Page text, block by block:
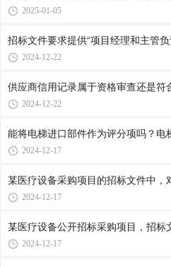
2025-01-05
招标文件要求提供“项目经理和主管
2024-12-22
供应商信用记录属于资格审查还是符
2024-12-22
能将电梯进口部件作为评分项吗？电
2024-12-17
某医疗设备采购项目的招标文件中
2024-12-17
某医疗设备公开招标采购项目，招标
2024-12-17